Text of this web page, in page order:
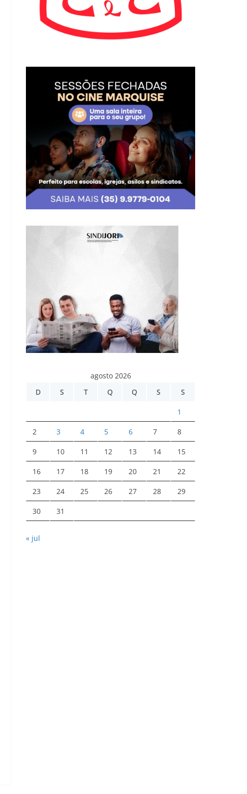
agosto 2026
D
S T Q Q S S
1
2 3 4 5 6 7 8
9 10 11 12 13 14 15
16 17 18 19 20 21 22
23 24 25 26 27 28 29
30 31
« jul